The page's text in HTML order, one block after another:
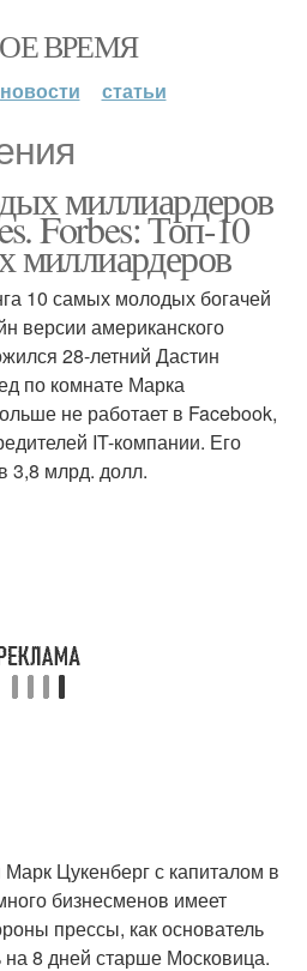
ВРЕМЯ
новости статьи
миллиардеров
Forbes: Топ-10
миллиардеров
10 самых молодых богачей
версии американского
28-летний Дастин
по комнате Марка
не работает в Facebook,
IT-компании. Его
3,8 млрд. долл.
Цукенберг с капиталом в
бизнесменов имеет
прессы, как основатель
8 дней старше Московица.